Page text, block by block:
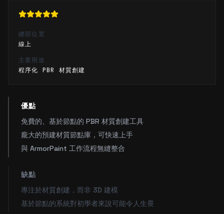
總部位置
線上
主要用途
程序化 PBR 材質創建
優點
免費的、基於節點的 PBR 材質創建工具
龐大的預建材質節點庫，可快速上手
與 ArmorPaint 工作流程無縫整合
缺點
專注於材質創建，而非 3D 建模
基於節點的系統對初學者來說可能令人生畏